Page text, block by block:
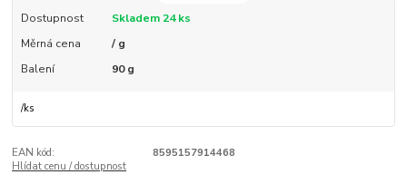
Dostupnost
Skladem 24 ks
Měrná cena
/ g
Balení
90 g
/ks
EAN kód:
8595157914468
Hlídat cenu / dostupnost